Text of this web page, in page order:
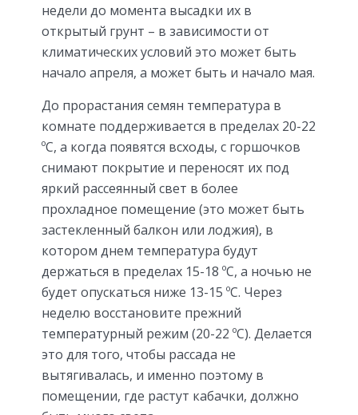
недели до момента высадки их в
открытый грунт – в зависимости от
климатических условий это может быть
начало апреля, а может быть и начало мая.
До прорастания семян температура в
комнате поддерживается в пределах 20-22
ºC, а когда появятся всходы, с горшочков
снимают покрытие и переносят их под
яркий рассеянный свет в более
прохладное помещение (это может быть
застекленный балкон или лоджия), в
котором днем температура будут
держаться в пределах 15-18 ºC, а ночью не
будет опускаться ниже 13-15 ºC. Через
неделю восстановите прежний
температурный режим (20-22 ºC). Делается
это для того, чтобы рассада не
вытягивалась, и именно поэтому в
помещении, где растут кабачки, должно